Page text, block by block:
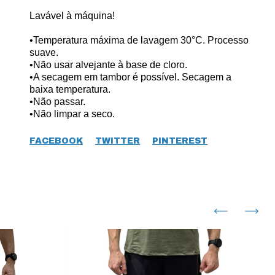
Lavável à máquina!
•Temperatura máxima de lavagem 30°C. Processo
suave.
•Não usar alvejante à base de cloro.
•A secagem em tambor é possível. Secagem a
baixa temperatura.
•Não passar.
•Não limpar a seco.
FACEBOOK TWITTER PINTEREST